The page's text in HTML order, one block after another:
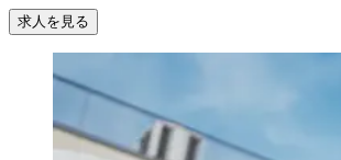
求人を見る